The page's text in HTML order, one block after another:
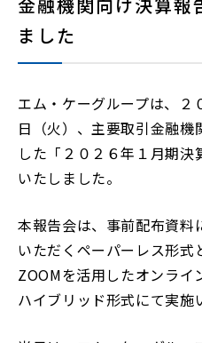
ました
エム・ケーグループは、２
日（火）、主要取引金融機
した「２０２６年１月期決
いたしました。
本報告会は、事前配布資料
いただくペーパーレス形式
ZOOMを活用したオンライ
ハイブリッド形式にて実施